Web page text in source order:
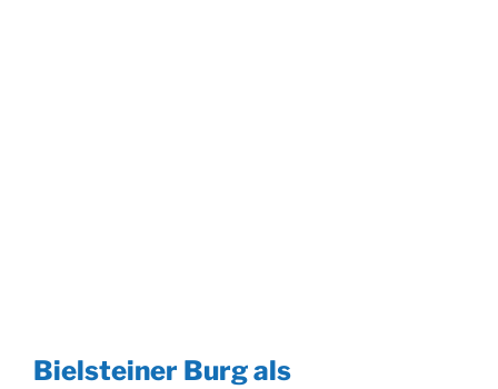
Bielsteiner Burg als